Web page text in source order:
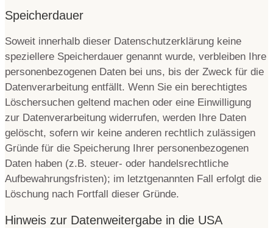
Speicherdauer
Soweit innerhalb dieser Datenschutzerklärung keine
speziellere Speicherdauer genannt wurde, verbleiben Ihre
personenbezogenen Daten bei uns, bis der Zweck für die
Datenverarbeitung entfällt. Wenn Sie ein berechtigtes
Löschersuchen geltend machen oder eine Einwilligung
zur Datenverarbeitung widerrufen, werden Ihre Daten
gelöscht, sofern wir keine anderen rechtlich zulässigen
Gründe für die Speicherung Ihrer personenbezogenen
Daten haben (z.B. steuer- oder handelsrechtliche
Aufbewahrungsfristen); im letztgenannten Fall erfolgt die
Löschung nach Fortfall dieser Gründe.
Hinweis zur Datenweitergabe in die USA